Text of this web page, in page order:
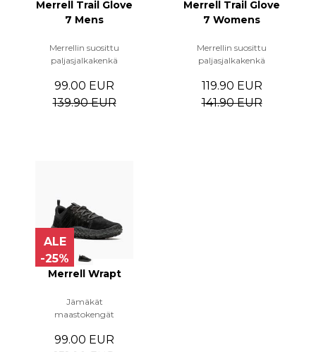
Merrell Trail Glove
7 Mens
Merrellin suosittu
paljasjalkakenkä
99.00 EUR
139.90 EUR
Merrell Trail Glove
7 Womens
Merrellin suosittu
paljasjalkakenkä
119.90 EUR
141.90 EUR
ALE
-25%
Merrell Wrapt
Jämäkät
maastokengät
99.00 EUR